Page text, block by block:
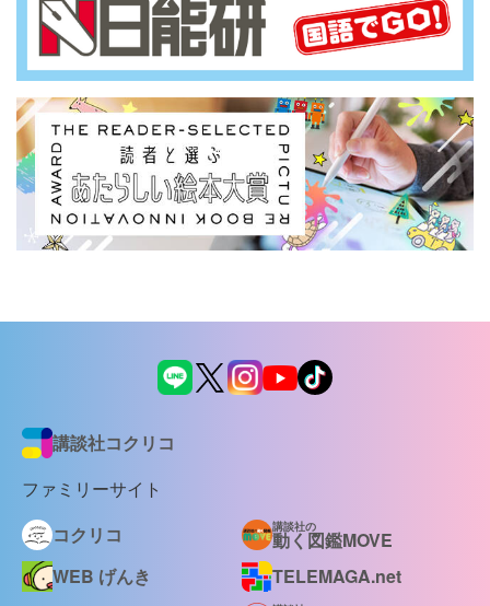
講談社コクリコ
ファミリーサイト
コクリコ
講談社の
動く図鑑MOVE
WEB げんき
TELEMAGA.net